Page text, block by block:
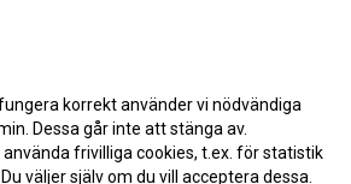
korrekt använder vi nödvändiga
Dessa går inte att stänga av.
använda frivilliga cookies, t.ex. för statistik
väljer själv om du vill acceptera dessa.